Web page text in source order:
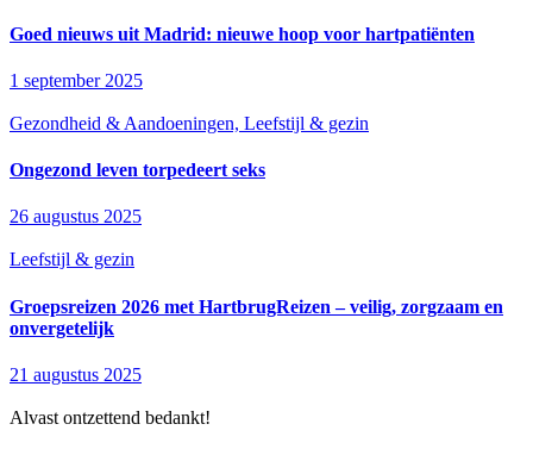
Goed nieuws uit Madrid: nieuwe hoop voor hartpatiënten
1 september 2025
Gezondheid & Aandoeningen, Leefstijl & gezin
Ongezond leven torpedeert seks
26 augustus 2025
Leefstijl & gezin
Groepsreizen 2026 met HartbrugReizen – veilig, zorgzaam en
onvergetelijk
21 augustus 2025
Alvast ontzettend bedankt!